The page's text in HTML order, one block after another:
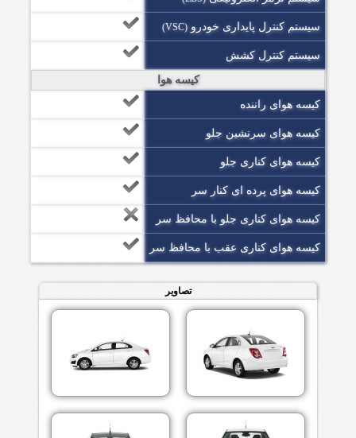
سیستم کنترل پایداری خودرو (VSC)
سیستم کنترل کشش
کیسه هوا
کیسه هوای راننده
کیسه هوای سرنشین جلو
کیسه هوای کناری جلو
کیسه هوای پرده ای کنار سر
کیسه هوای کناری جلو با محافظ سر
کیسه هوای کناری عقب با محافظ سر
تصاویر